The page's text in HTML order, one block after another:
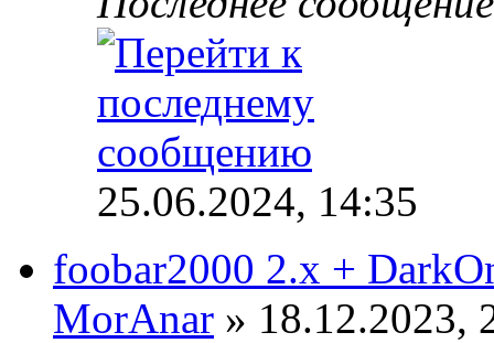
25.06.2024, 14:35
foobar2000 2.x +
MorAnar » 18.12.2023,